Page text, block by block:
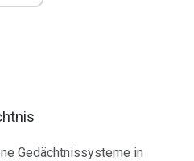
Gedächtnissysteme in